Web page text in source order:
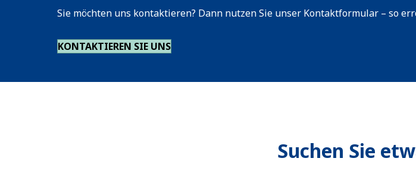
Sie möchten uns kontaktieren? Dann nutzen Sie unser Kontaktformular – so
KONTAKTIEREN SIE UNS
Suchen Sie